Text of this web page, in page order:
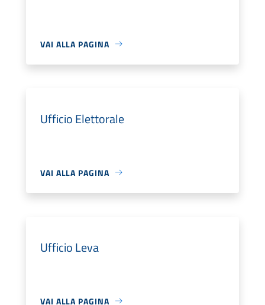
VAI ALLA PAGINA
Ufficio Elettorale
VAI ALLA PAGINA
Ufficio Leva
VAI ALLA PAGINA